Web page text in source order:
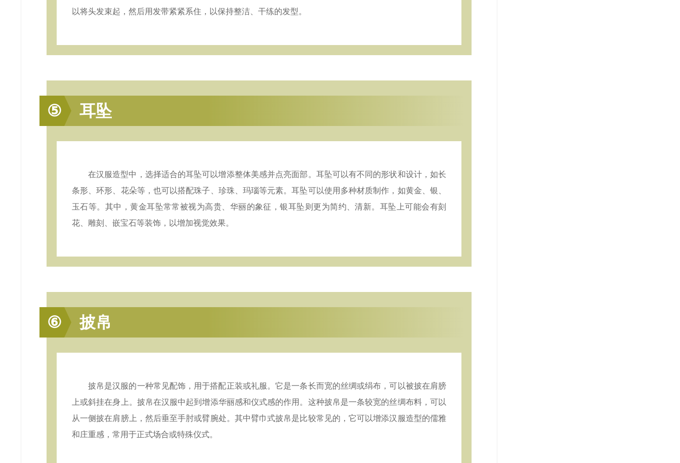
以将头发束起，然后用发带紧紧系住，以保持整洁、干练的发型。
⑤ 耳坠
在汉服造型中，选择适合的耳坠可以增添整体美感并点亮面部。耳坠可以有不同的形状和设计，如长
条形、环形、花朵等，也可以搭配珠子、珍珠、玛瑙等元素。耳坠可以使用多种材质制作，如黄金、银、
玉石等。其中，黄金耳坠常常被视为高贵、华丽的象征，银耳坠则更为简约、清新。耳坠上可能会有刻
花、雕刻、嵌宝石等装饰，以增加视觉效果。
⑥ 披帛
披帛是汉服的一种常见配饰，用于搭配正装或礼服。它是一条长而宽的丝绸或绢布，可以被披在肩膀
上或斜挂在身上。披帛在汉服中起到增添华丽感和仪式感的作用。这种披帛是一条较宽的丝绸布料，可以
从一侧披在肩膀上，然后垂至手肘或臂腕处。其中臂巾式披帛是比较常见的，它可以增添汉服造型的儒雅
和庄重感，常用于正式场合或特殊仪式。